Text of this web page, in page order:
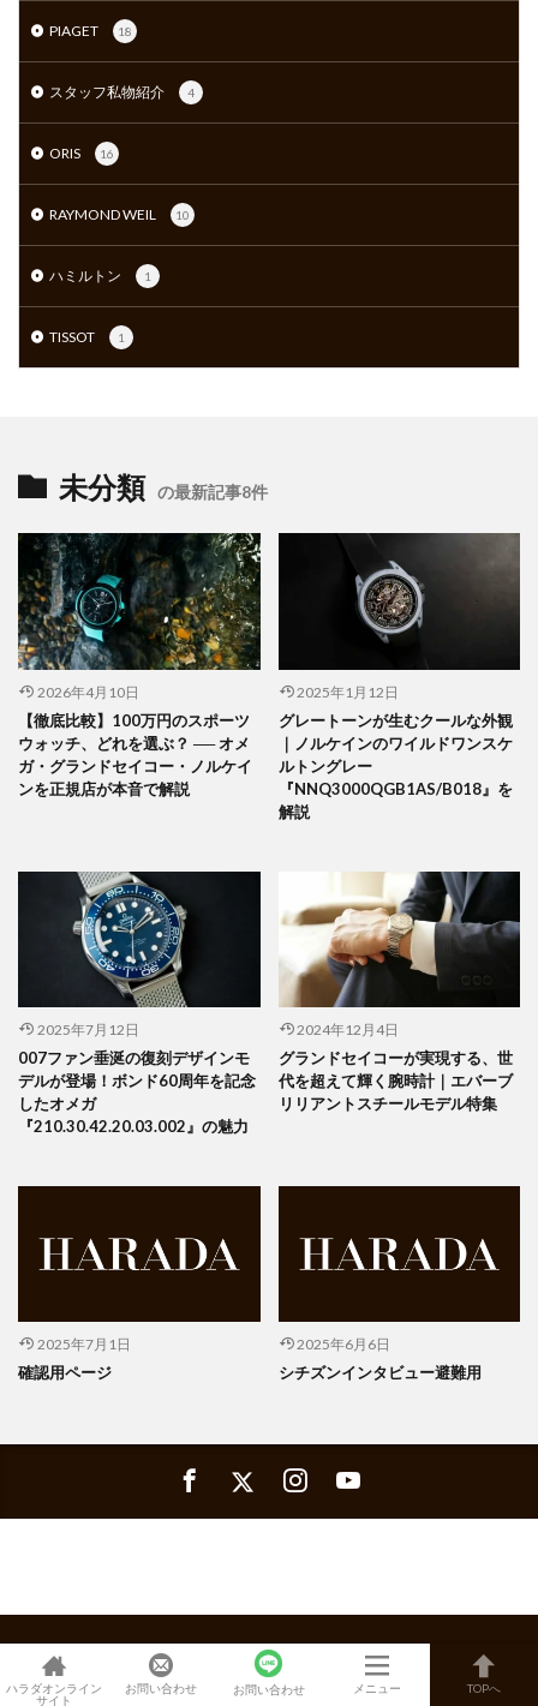
PIAGET 18
スタッフ私物紹介 4
ORIS 16
RAYMOND WEIL 10
ハミルトン 1
TISSOT 1
未分類 の最新記事8件
2026年4月10日
【徹底比較】100万円のスポーツ
ウォッチ、どれを選ぶ？ ── オメ
ガ・グランドセイコー・ノルケイ
ンを正規店が本音で解説
2025年1月12日
グレートーンが生むクールな外観
｜ノルケインのワイルドワンスケ
ルトングレー
『NNQ3000QGB1AS/B018』を
解説
2025年7月12日
007ファン垂涎の復刻デザインモ
デルが登場！ボンド60周年を記念
したオメガ
『210.30.42.20.03.002』の魅力
2024年12月4日
グランドセイコーが実現する、世
代を超えて輝く腕時計｜エバーブ
リリアントスチールモデル特集
2025年7月1日
確認用ページ
2025年6月6日
シチズンインタビュー避難用
新着記事一覧 在庫確認・お問い合わせ
ハラダオンライン
サイト
お問い合わせ お問い合わせ メニュー TOPへ